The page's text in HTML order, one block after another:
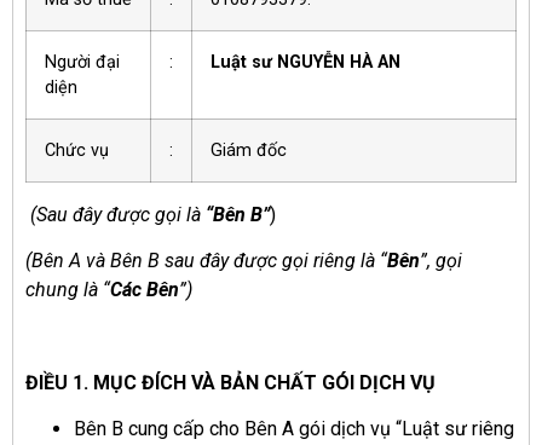
Người đại
diện
: Luật sư NGUYỄN HÀ AN
Chức vụ : Giám đốc
(Sau đây được gọi là “Bên B”)
(Bên A và Bên B sau đây được gọi riêng là “Bên”, gọi
chung là “Các Bên”)
ĐIỀU 1. MỤC ĐÍCH VÀ BẢN CHẤT GÓI DỊCH VỤ
Bên B cung cấp cho Bên A gói dịch vụ “Luật sư riêng